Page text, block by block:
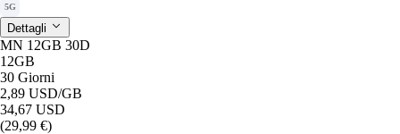
5G
Dettagli
MN 12GB 30D
12GB
30 Giorni
2,89 USD/GB
34,67 USD
(29,99 €)